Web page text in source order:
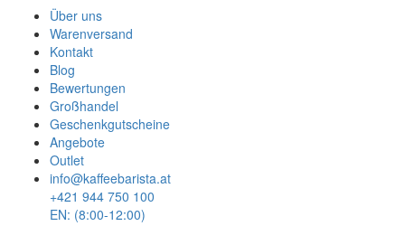
Über uns
Warenversand
Kontakt
Blog
Bewertungen
Großhandel
Geschenkgutscheine
Angebote
Outlet
info@kaffeebarista.at
+421 944 750 100
EN: (8:00-12:00)